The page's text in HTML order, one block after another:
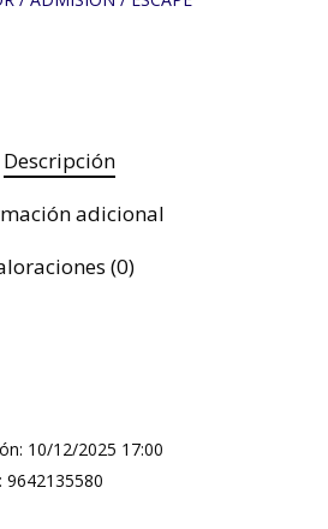
Descripción
adicional
(0)
10/12/2025 17:00
9642135580